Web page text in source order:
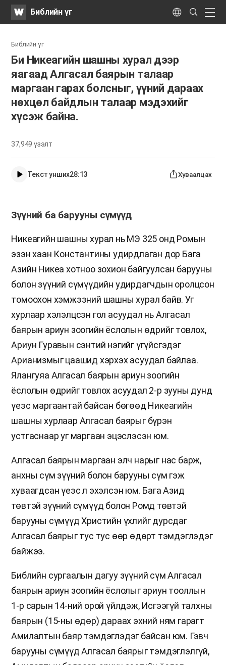
WATVБиблийн үг Language
Search
Submit
Библийн үг
Би Никеагийн шашны хурал дээр
яагаад Алгасал баярын талаар
маргаан гарах болсныг, үүний дараах
нөхцөл байдлын талаар мэдэхийг
хүсэж байна.
37,949үзэлт
Текст унших28:13 Хуваалцах
Зүүний ба барууны сүмүүд
Никеагийн шашны хурал нь МЭ 325 онд Ромын
эзэн хаан Константины удирдлаган дор Бага
Азийн Никеа хотноо зохион байгуулсан барууны
болон зүүний сүмүүдийн удирдагчдын оролцсон
томоохон хэмжээний шашны хурал байв. Уг
хурлаар хэлэлцсэн гол асуудал нь Алгасал
баярын ариун зоогийн ёслолын өдрийг товлох,
Ариун Гуравын сэнтий нэгийг үгүйсгэдэг
Арианизмыг цаашид хэрхэх асуудал байлаа.
Ялангуяа Алгасал баярын ариун зоогийн
ёслолын өдрийг товлох асуудал 2-р зууны дунд
үеэс маргаантай байсан бөгөөд Никеагийн
шашны хурлаар Алгасал баярыг бүрэн
устгаснаар уг маргаан эцэслэсэн юм.
Алгасал баярын маргаан элч нарыг нас барж,
анхны сүм зүүний болон барууны сүм гэж
хуваагдсан үеэс л эхэлсэн юм. Бага Азид
төвтэй зүүний сүмүүд болон Ромд төвтэй
барууны сүмүүд Христийн үхлийг дурсдаг
Алгасал баярыг тус тус өөр өдөрт тэмдэглэдэг
байжээ.
Библийн сургаалын дагуу зүүний сүм Алгасал
баярын ариун зоогийн ёслолыг ариун тооллын
1-р сарын 14-ний орой үйлдэж, Исгээгүй талхны
баярын (15-ны өдөр) дараах эхний ням гарагт
Амилалтын баяр тэмдэглэдэг байсан юм. Гэвч
барууны сүмүүд Алгасал баярыг тэмдэглэлгүй,